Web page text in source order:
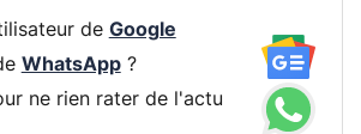
de Google
WhatsApp?
ne rien rater de l'actu